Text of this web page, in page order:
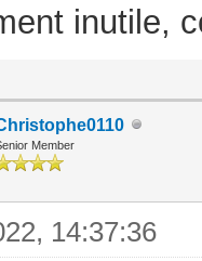
inutile,
Member
14:37:36